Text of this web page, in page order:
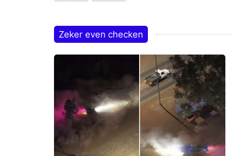
Zeker even checken